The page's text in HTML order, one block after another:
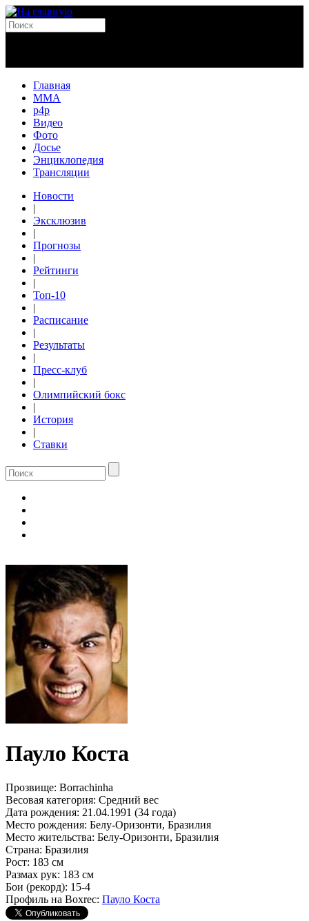
Главная
MMA
p4p
Видео
Фото
Досье
Энциклопедия
Трансляции
Новости
|
Эксклюзив
|
Прогнозы
|
Рейтинги
|
Топ-10
|
Расписание
|
Результаты
|
Пресс-клуб
|
Олимпийский бокс
|
История
|
Ставки
Пауло Коста
Прозвище: Borrachinha
Весовая категория: Средний вес
Дата рождения: 21.04.1991 (34 года)
Место рождения: Белу-Оризонти, Бразилия
Место жительства: Белу-Оризонти, Бразилия
Страна: Бразилия
Рост: 183 см
Размах рук: 183 см
Бои (рекорд): 15-4
Профиль на Boxrec: Пауло Коста